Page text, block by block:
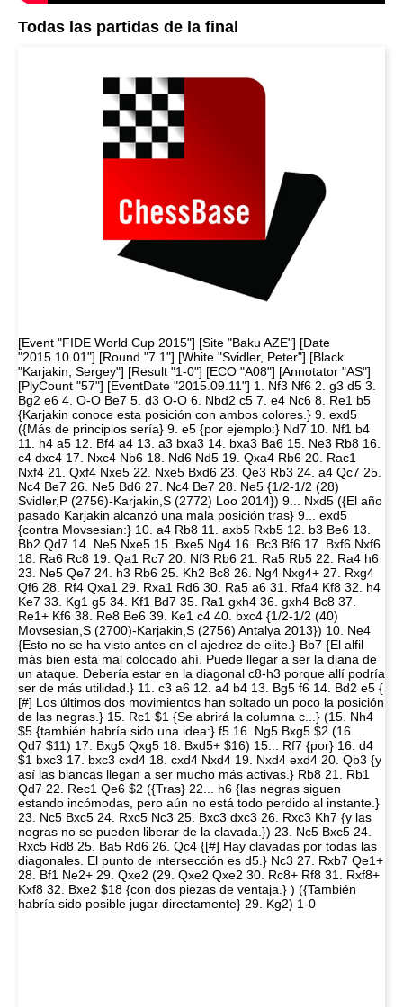
Todas las partidas de la final
[Event "FIDE World Cup 2015"] [Site "Baku AZE"] [Date
"2015.10.01"] [Round "7.1"] [White "Svidler, Peter"] [Black
"Karjakin, Sergey"] [Result "1-0"] [ECO "A08"] [Annotator "AS"]
[PlyCount "57"] [EventDate "2015.09.11"] 1. Nf3 Nf6 2. g3 d5 3.
Bg2 e6 4. O-O Be7 5. d3 O-O 6. Nbd2 c5 7. e4 Nc6 8. Re1 b5
{Karjakin conoce esta posición con ambos colores.} 9. exd5
({Más de principios sería} 9. e5 {por ejemplo:} Nd7 10. Nf1 b4
11. h4 a5 12. Bf4 a4 13. a3 bxa3 14. bxa3 Ba6 15. Ne3 Rb8 16.
c4 dxc4 17. Nxc4 Nb6 18. Nd6 Nd5 19. Qxa4 Rb6 20. Rac1
Nxf4 21. Qxf4 Nxe5 22. Nxe5 Bxd6 23. Qe3 Rb3 24. a4 Qc7 25.
Nc4 Be7 26. Ne5 Bd6 27. Nc4 Be7 28. Ne5 {1/2-1/2 (28)
Svidler,P (2756)-Karjakin,S (2772) Loo 2014}) 9... Nxd5 ({El año
pasado Karjakin alcanzó una mala posición tras} 9... exd5
{contra Movsesian:} 10. a4 Rb8 11. axb5 Rxb5 12. b3 Be6 13.
Bb2 Qd7 14. Ne5 Nxe5 15. Bxe5 Ng4 16. Bc3 Bf6 17. Bxf6 Nxf6
18. Ra6 Rc8 19. Qa1 Rc7 20. Nf3 Rb6 21. Ra5 Rb5 22. Ra4 h6
23. Ne5 Qe7 24. h3 Rb6 25. Kh2 Bc8 26. Ng4 Nxg4+ 27. Rxg4
Qf6 28. Rf4 Qxa1 29. Rxa1 Rd6 30. Ra5 a6 31. Rfa4 Kf8 32. h4
Ke7 33. Kg1 g5 34. Kf1 Bd7 35. Ra1 gxh4 36. gxh4 Bc8 37.
Re1+ Kf6 38. Re8 Be6 39. Ke1 c4 40. bxc4 {1/2-1/2 (40)
Movsesian,S (2700)-Karjakin,S (2756) Antalya 2013}) 10. Ne4
{Esto no se ha visto antes en el ajedrez de elite.} Bb7 {El alfil
más bien está mal colocado ahí. Puede llegar a ser la diana de
un ataque. Debería estar en la diagonal c8-h3 porque allí podría
ser de más utilidad.} 11. c3 a6 12. a4 b4 13. Bg5 f6 14. Bd2 e5 {
[#] Los últimos dos movimientos han soltado un poco la posición
de las negras.} 15. Rc1 $1 {Se abrirá la columna c...} (15. Nh4
$5 {también habría sido una idea:} f5 16. Ng5 Bxg5 $2 (16...
Qd7 $11) 17. Bxg5 Qxg5 18. Bxd5+ $16) 15... Rf7 {por} 16. d4
$1 bxc3 17. bxc3 cxd4 18. cxd4 Nxd4 19. Nxd4 exd4 20. Qb3 {y
así las blancas llegan a ser mucho más activas.} Rb8 21. Rb1
Qd7 22. Rec1 Qe6 $2 ({Tras} 22... h6 {las negras siguen
estando incómodas, pero aún no está todo perdido al instante.}
23. Nc5 Bxc5 24. Rxc5 Nc3 25. Bxc3 dxc3 26. Rxc3 Kh7 {y las
negras no se pueden liberar de la clavada.}) 23. Nc5 Bxc5 24.
Rxc5 Rd8 25. Ba5 Rd6 26. Qc4 {[#] Hay clavadas por todas las
diagonales. El punto de intersección es d5.} Nc3 27. Rxb7 Qe1+
28. Bf1 Ne2+ 29. Qxe2 (29. Qxe2 Qxe2 30. Rc8+ Rf8 31. Rxf8+
Kxf8 32. Bxe2 $18 {con dos piezas de ventaja.} ) ({También
habría sido posible jugar directamente} 29. Kg2) 1-0